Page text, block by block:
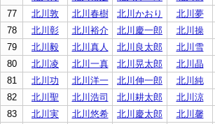
77
北川敦 北川春樹 北川かおり 北川夢
78
北川彰 北川裕介 北川慶一郎 北川操
79
北川毅 北川真人 北川良太郎 北川雪
80
北川凌 北川一真 北川晃太郎 北川晶
81
北川功 北川洋一 北川伸一郎 北川純
82
北川聖 北川浩司 北川耕太郎 北川涼
83
北川実 北川悠希 北川慶太郎 北川馨